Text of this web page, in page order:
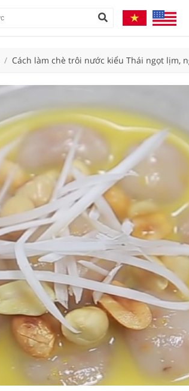
/ Cách làm chè trôi nước kiểu Thái ngọt lịm,